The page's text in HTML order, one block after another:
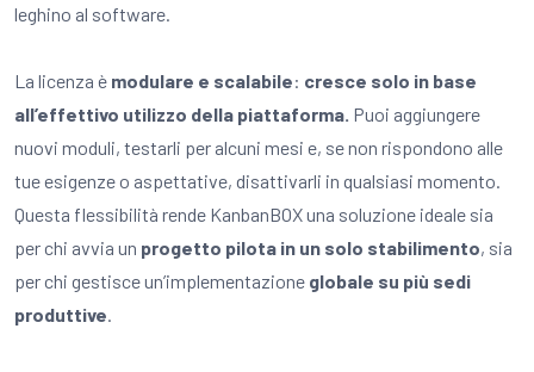
leghino al software.
La licenza è modulare e scalabile: cresce solo in base
all’effettivo utilizzo della piattaforma. Puoi aggiungere
nuovi moduli, testarli per alcuni mesi e, se non rispondono alle
tue esigenze o aspettative, disattivarli in qualsiasi momento.
Questa flessibilità rende KanbanBOX una soluzione ideale sia
per chi avvia un progetto pilota in un solo stabilimento, sia
per chi gestisce un’implementazione globale su più sedi
produttive.